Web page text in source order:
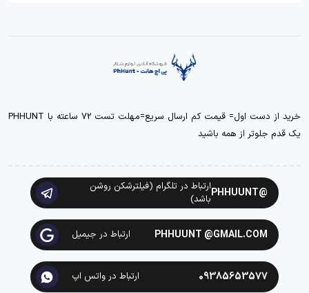
خرید از دست اول= قیمت کم ارسال سریع=مهلت تست 72 ساعته با PHHUNT
یک قدم جلوتر از همه باشید
@PHHUUNT
ارتباط در تلگرام (فیلترشکن روشن
باشد)
PHHUUNT @GMAIL.COM ارتباط در جیمیل
09385653577 ارتباط در واتس اپ